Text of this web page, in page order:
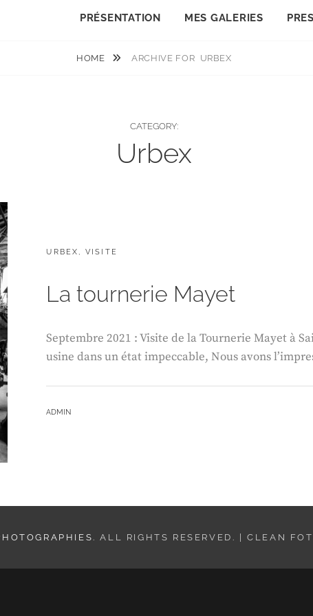
PRÉSENTATION MES GALERIES
HOME ARCHIVE FOR URBEX
CATEGORY:
Urbex
CATEGORIES:
URBEX , VISITE
La tournerie Mayet
Septembre 2021 : Visite de la Tournerie Mayet à
usine dans un état impeccable, Nous avons
BY
ADMIN
. ALL RIGHTS RESERVED. | CLEAN